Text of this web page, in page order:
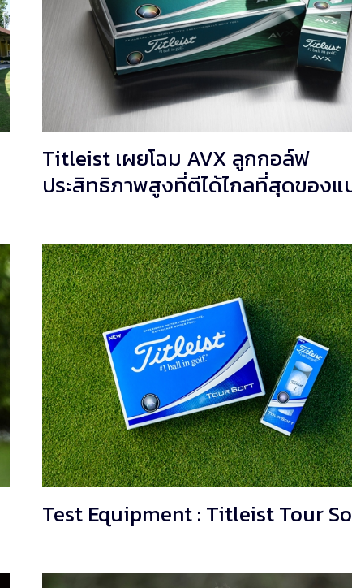
Titleist เผยโฉม AVX ลูกกอล์ฟ
ประสิทธิภาพสูงที่ตีได้ไกลที่สุดของ
Test Equipment : Titleist Tour